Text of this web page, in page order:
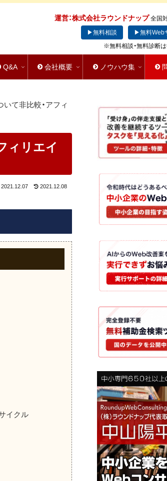
運営：株式会社ラウンドナップ 全国
▶無料相談
▶無料Web
※無料相談・無料診断
Q&A 会社概要 ノウハウ集
て非比較・アフィ
ィリエイ
2021.12.07 2021.12.08
イクル